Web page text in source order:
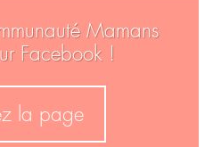
Mamans
Facebook !
la page